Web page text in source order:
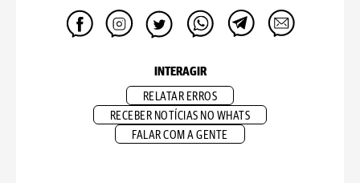
INTERAGIR
RELATAR ERROS
RECEBER NOTÍCIAS NO WHATS
FALAR COM A GENTE